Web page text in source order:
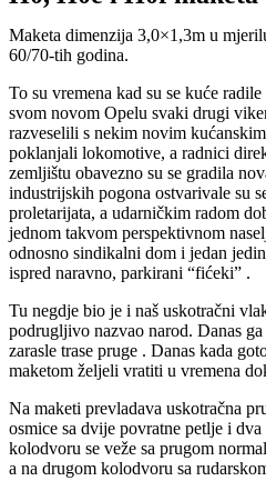
Maketa dimenzija 3,0×1,3m u
60/70-tih godina.
To su vremena kad su se kuće
svom novom Opelu svaki drugi
razveselili s nekim novim
poklanjali lokomotive, a radnici
zemljištu obavezno su se gradila
industrijskih pogona ostvarivale su
proletarijata, a udarničkim radom
jednom takvom perspektivnom
odnosno sindikalni dom i jedan
ispred naravno, parkirani “fićeki” .
Tu negdje bio je i naš uskotračni
podrugljivo nazvao narod. Danas
zarasle trase pruge . Danas kada
maketom željeli vratiti u vremena
Na maketi prevladava uskotračna
osmice sa dvije povratne petlje i
kolodvoru se veže sa prugom
a na drugom kolodvoru sa